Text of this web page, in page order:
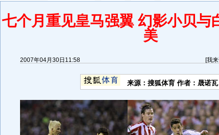
七个月重见皇马强翼 幻影小贝与
美
2007年04月30日11:58 [我
来源：搜狐体育 作者：晟诺瓦